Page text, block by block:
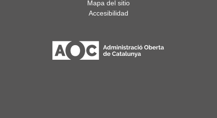
Mapa del sitio
Accesibilidad